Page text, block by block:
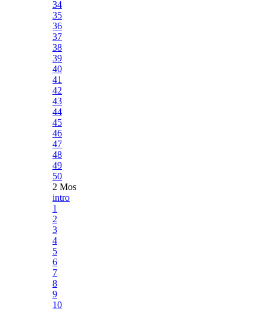
34
35
36
37
38
39
40
41
42
43
44
45
46
47
48
49
50
2 Mos
intro
1
2
3
4
5
6
7
8
9
10